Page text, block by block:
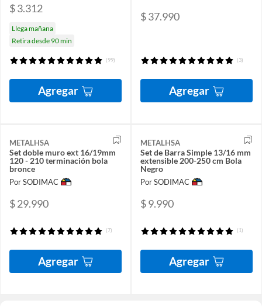
$ 3.312
Llega mañana
Retira desde 90 min
(99)
Agregar
$ 37.990
(3)
Agregar
METALHSA
Set doble muro ext 16/19mm
120 - 210 terminación bola
bronce
Por SODIMAC
$ 29.990
(7)
Agregar
METALHSA
Set de Barra Simple 13/16 mm
extensible 200-250 cm Bola
Negro
Por SODIMAC
$ 9.990
(1)
Agregar